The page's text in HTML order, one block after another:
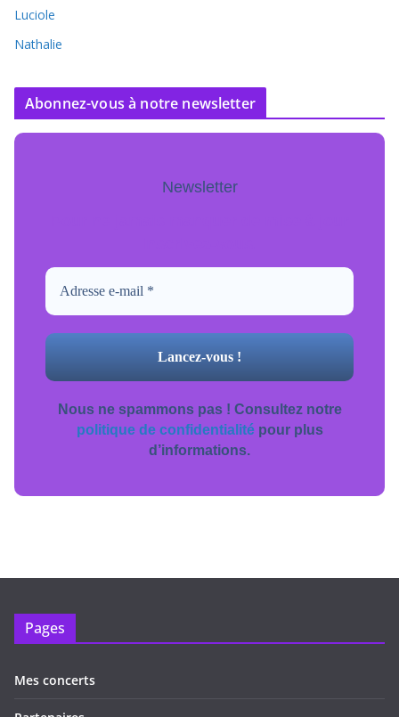
Luciole
Nathalie
Abonnez-vous à notre newsletter
Newsletter
Nous ne spammons pas ! Consultez notre
politique de confidentialitépour plus
d’informations.
Pages
Mes concerts